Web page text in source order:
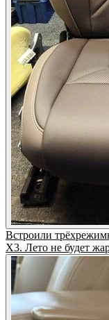
Встроили
X3. Лето не будет